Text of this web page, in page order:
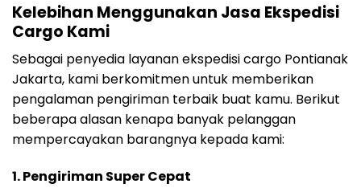
Kelebihan Menggunakan Jasa Ekspedisi
Cargo Kami
Sebagai penyedia layanan ekspedisi cargo Pontianak
Jakarta, kami berkomitmen untuk memberikan
pengalaman pengiriman terbaik buat kamu. Berikut
beberapa alasan kenapa banyak pelanggan
mempercayakan barangnya kepada kami:
1. Pengiriman Super Cepat